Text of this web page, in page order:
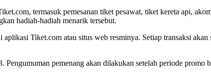
termasuk pemesanan tiket pesawat, tiket kereta api,
hadiah-hadiah menarik tersebut.
Tiket.com atau situs web resminya. Setiap transaksi akan
pemenang akan dilakukan setelah periode promo